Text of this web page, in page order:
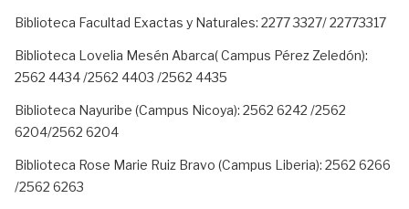
Biblioteca Facultad Exactas y Naturales: 2277 3327/ 22773317
Biblioteca Lovelia Mesén Abarca( Campus Pérez Zeledón):
2562 4434 /2562 4403 /2562 4435
Biblioteca Nayuribe (Campus Nicoya): 2562 6242 /2562
6204/2562 6204
Biblioteca Rose Marie Ruiz Bravo (Campus Liberia): 2562 6266
/2562 6263